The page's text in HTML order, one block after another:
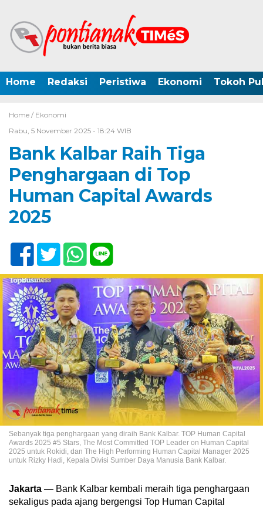
Home Redaksi Peristiwa Ekonomi Tokoh
Home / Ekonomi
Rabu, 5 November 2025 - 18:24 WIB
Bank Kalbar Raih Tiga
Penghargaan di Top
Human Capital Awards
2025
Sebanyak tiga penghargaan yang diraih Bank Kalbar. TOP Human Capital
Awards 2025 #5 Stars, The Most Committed TOP Leader on Human Capital
2025 untuk Rokidi, dan The High Performing Human Capital Manager 2025
untuk Rizky Hadi, Kepala Divisi Sumber Daya Manusia Bank Kalbar.
Jakarta — Bank Kalbar kembali meraih tiga penghargaan
sekaligus pada ajang bergengsi Top Human Capital